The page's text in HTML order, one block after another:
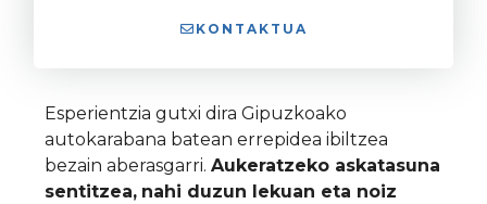
KONTAKTUA
Esperientzia gutxi dira Gipuzkoako
autokarabana batean errepidea ibiltzea
bezain aberasgarri. Aukeratzeko askatasuna
sentitzea, nahi duzun lekuan eta noiz